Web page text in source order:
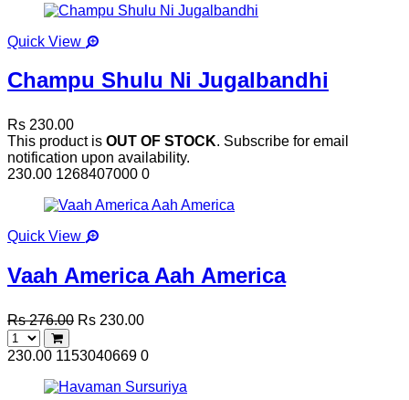
Quick View
Champu Shulu Ni Jugalbandhi
Rs 230.00
This product is OUT OF STOCK. Subscribe for email
notification upon availability.
230.00 1268407000 0
Quick View
Vaah America Aah America
Rs 276.00 Rs 230.00
230.00 1153040669 0